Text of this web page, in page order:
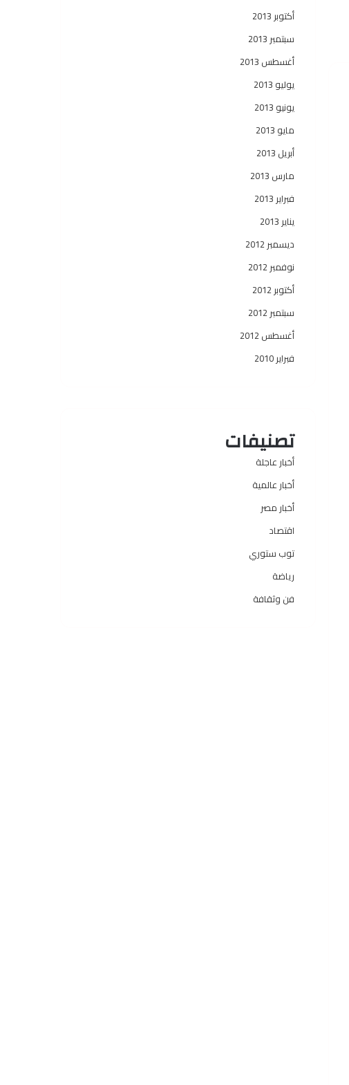
أكتوبر 2013
سبتمبر 2013
أغسطس 2013
يوليو 2013
يونيو 2013
مايو 2013
أبريل 2013
مارس 2013
فبراير 2013
يناير 2013
ديسمبر 2012
نوفمبر 2012
أكتوبر 2012
سبتمبر 2012
أغسطس 2012
فبراير 2010
تصنيفات
أخبار عاجلة
أخبار عالمية
أخبار مصر
اقتصاد
توب ستوري
رياضة
فن وثقافة